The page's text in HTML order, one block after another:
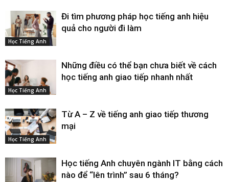
Học Tiếng Anh
Đi tìm phương pháp học tiếng anh hiệu
quả cho người đi làm
Học Tiếng Anh
Những điều có thể bạn chưa biết về cách
học tiếng anh giao tiếp nhanh nhất
Học Tiếng Anh
Từ A – Z về tiếng anh giao tiếp thương
mại
Học tiếng Anh chuyên ngành IT bằng cách
nào để “lên trình” sau 6 tháng?